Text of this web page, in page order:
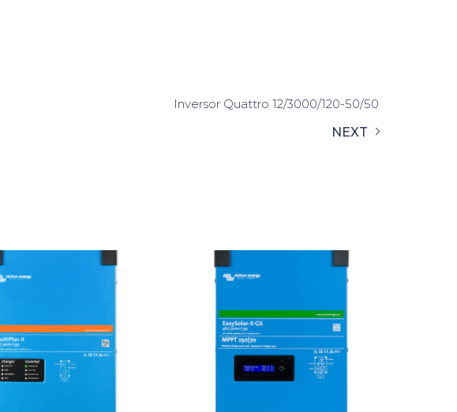
Inversor Quattro 12/3000/120-50/50
NEXT